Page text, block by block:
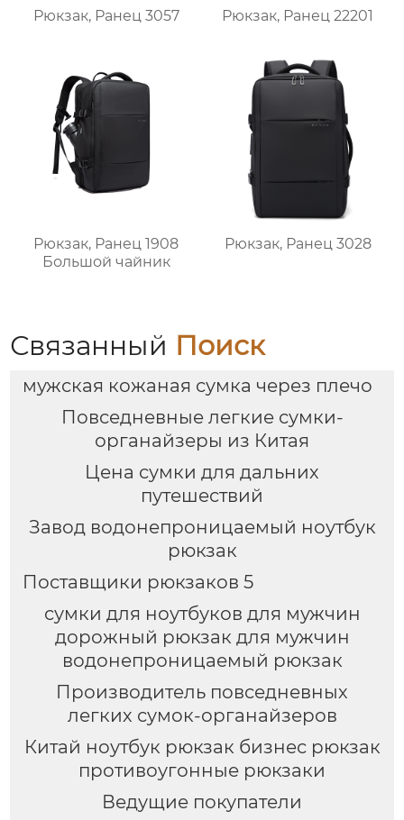
Рюкзак, Ранец 3057 Рюкзак, Ранец 22201
Рюкзак, Ранец 1908
Большой чайник
Рюкзак, Ранец 3028
Связанный Поиск
мужская кожаная сумка через плечо
Повседневные легкие сумки-
органайзеры из Китая
Цена сумки для дальних
путешествий
Завод водонепроницаемый ноутбук
рюкзак
Поставщики рюкзаков 5
сумки для ноутбуков для мужчин
дорожный рюкзак для мужчин
водонепроницаемый рюкзак
Производитель повседневных
легких сумок-органайзеров
Китай ноутбук рюкзак бизнес рюкзак
противоугонные рюкзаки
Ведущие покупатели